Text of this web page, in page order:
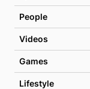
People
Videos
Games
Lifestyle